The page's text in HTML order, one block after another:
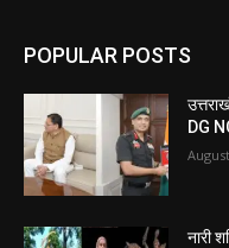
POPULAR POSTS
DG
नारी